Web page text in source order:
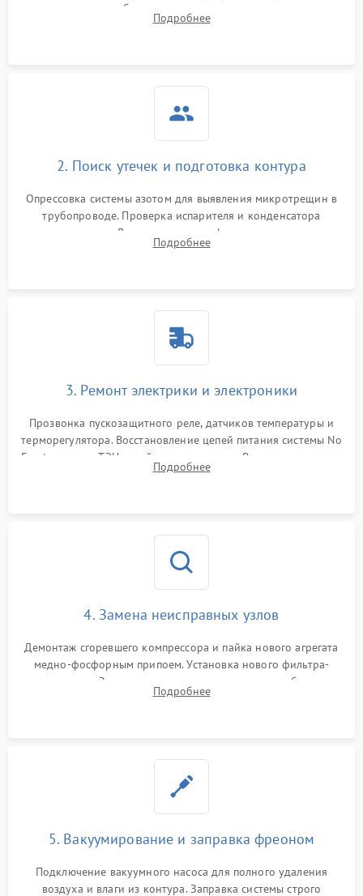
1000 ₽
1800 ₽
сопротивления обмоток мотора, проверка термостата и
считывание кодов ошибок с электронного дисплея.
Подробнее
2. Поиск утечек и подготовка контура
Опрессовка системы азотом для выявления микротрещин в
трубопроводе. Проверка испарителя и конденсатора
течеискателем. Демонтаж старого фильтра-осушителя и
продувка капиллярной трубки для устранения засоров.
Подробнее
3. Ремонт электрики и электроники
Прозвонка пускозащитного реле, датчиков температуры и
терморегулятора. Восстановление цепей питания системы No
Frost, включая ТЭН оттайки и вентилятор. Ремонт или замена
платы управления при сбоях алгоритмов.
Подробнее
4. Замена неисправных узлов
Демонтаж сгоревшего компрессора и пайка нового агрегата
медно-фосфорным припоем. Установка нового фильтра-
осушителя. Замена изношенных вентиляторов обдува,
сломанных заслонок или поврежденных дверных петель.
Подробнее
5. Вакуумирование и заправка фреоном
Подключение вакуумного насоса для полного удаления
воздуха и влаги из контура. Заправка системы строго